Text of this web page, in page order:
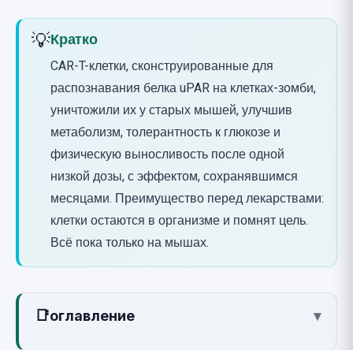
💡Кратко
CAR-T-клетки, сконструированные для
распознавания белка uPAR на клетках-зомби,
уничтожили их у старых мышей, улучшив
метаболизм, толерантность к глюкозе и
физическую выносливость после одной
низкой дозы, с эффектом, сохранявшимся
месяцами. Преимущество перед лекарствами:
клетки остаются в организме и помнят цель.
Всё пока только на мышах.
📑оглавление ▾